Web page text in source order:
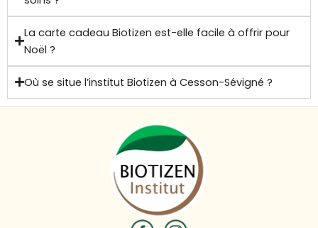
La carte cadeau Biotizen est-elle facile à offrir pour
Noël ?
Où se situe l’institut Biotizen à Cesson-Sévigné ?